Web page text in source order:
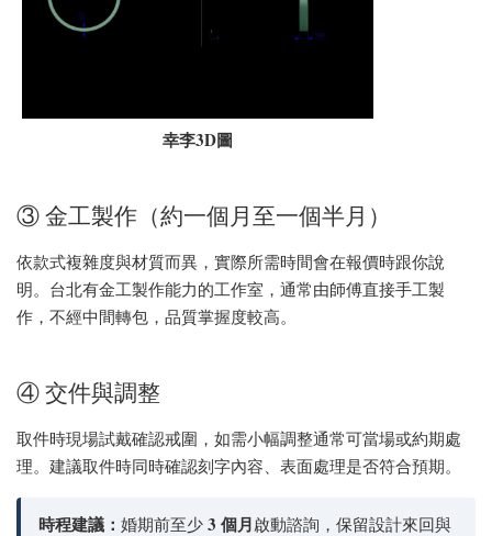
幸李3D圖
③ 金工製作（約一個月至一個半月）
依款式複雜度與材質而異，實際所需時間會在報價時跟你說
明。台北有金工製作能力的工作室，通常由師傅直接手工製
作，不經中間轉包，品質掌握度較高。
④ 交件與調整
取件時現場試戴確認戒圍，如需小幅調整通常可當場或約期處
理。建議取件時同時確認刻字內容、表面處理是否符合預期。
時程建議： 婚期前至少 3 個月啟動諮詢，保留設計來回與